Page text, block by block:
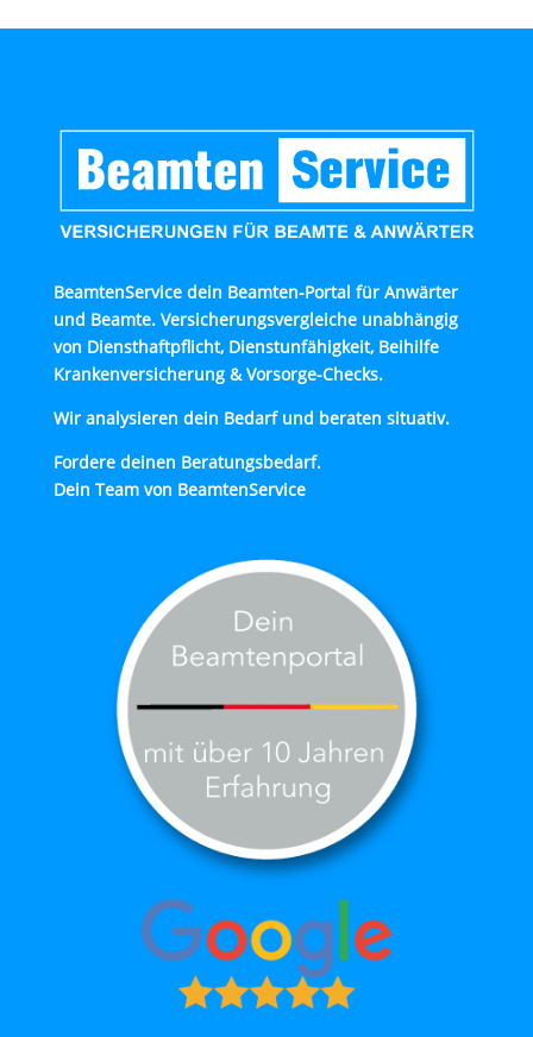
BeamtenService dein Beamten-Portal für Anwärter
und Beamte. Versicherungsvergleiche unabhängig
von Diensthaftpflicht, Dienstunfähigkeit, Beihilfe
Krankenversicherung & Vorsorge-Checks.
Wir analysieren dein Bedarf und beraten situativ.
Fordere deinen Beratungsbedarf.
Dein Team von BeamtenService